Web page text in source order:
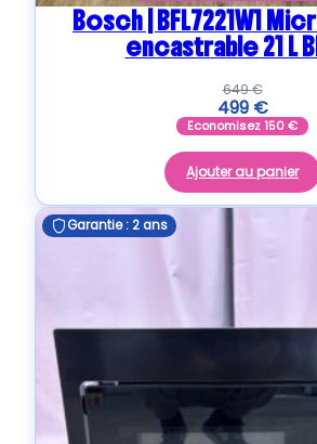
Bosch | BFL7221W1
encastrable 21 L
649€
499 €
Economisez150€
Ajouter au panier
Garantie : 2 ans